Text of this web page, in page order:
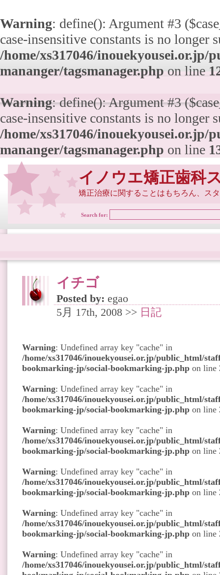
Warning: define(): Argument #3
case-insensitive constants is no longer
/home/xs317046/
mananger/tagsmanager.php on line
Warning: define(): Argument #3
case-insensitive constants is no longer
/home/xs317046/
mananger/tagsmanager.php on line
イノウエ矯正歯科
矯正治療に関することはもちろん、ス
Search for:
イチゴ
Posted by: egao
5月 17th, 2008 >> 日記
Warning: Undefined array key "cache" in
/home/xs317046/inouekyousei.or.jp/public_html/
bookmarking-jp/social-bookmarking-jp.php on line
Warning: Undefined array key "cache" in
/home/xs317046/inouekyousei.or.jp/public_html/
bookmarking-jp/social-bookmarking-jp.php on line
Warning: Undefined array key "cache" in
/home/xs317046/inouekyousei.or.jp/public_html/
bookmarking-jp/social-bookmarking-jp.php on line
Warning: Undefined array key "cache" in
/home/xs317046/inouekyousei.or.jp/public_html/
bookmarking-jp/social-bookmarking-jp.php on line
Warning: Undefined array key "cache" in
/home/xs317046/inouekyousei.or.jp/public_html/
bookmarking-jp/social-bookmarking-jp.php on line
Warning: Undefined array key "cache" in
/home/xs317046/inouekyousei.or.jp/public_html/